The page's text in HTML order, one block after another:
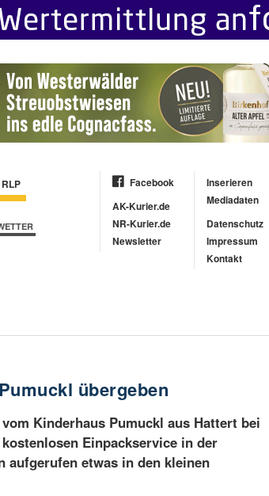
RLP
Facebook
AK-Kurier.de
NR-Kurier.de
Newsletter
Inserieren
Mediadaten
Datenschutz
Impressum
Kontakt
übergeben
Kinderhaus Pumuckl aus Hattert bei
Einpackservice in der
aufgerufen etwas in den kleinen